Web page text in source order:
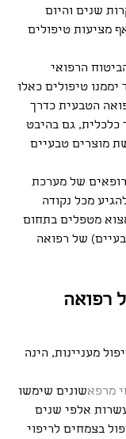
שנים והיום
מציעות טיפולים
הרפואי
טיפולים כאלו
הטבעית כדרך
כלכלית, גם בהיבט
מוצרים טבעיים
של מערכת
מכל נקודה
מטפלים בתחום
של רפואה
רפואה
מעניינות, הינה
מרפאשונים שימשו
אלפי שנים
בצמחים לריפוי